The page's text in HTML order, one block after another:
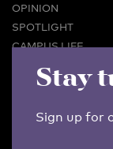
OPINION
SPOTLIGHT
CAMPUS LIFE
BUSINESS &
Stay
Sign up for